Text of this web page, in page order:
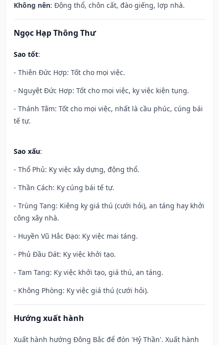
Không nên: Động thổ, chôn cất, đào giếng, lợp nhà.
Ngọc Hạp Thông Thư
Sao tốt:
- Thiên Đức Hợp: Tốt cho mọi việc.
- Nguyệt Đức Hợp: Tốt cho mọi việc, kỵ việc kiện tụng.
- Thánh Tâm: Tốt cho mọi việc, nhất là cầu phúc, cúng bái
tế tự.
Sao xấu:
- Thổ Phủ: Kỵ việc xây dựng, động thổ.
- Thần Cách: Kỵ cúng bái tế tự.
- Trùng Tang: Kiêng kỵ giá thú (cưới hỏi), an táng hay khởi
công xây nhà.
- Huyền Vũ Hắc Đạo: Kỵ việc mai táng.
- Phủ Đầu Dát: Kỵ việc khởi tạo.
- Tam Tang: Kỵ việc khởi tạo, giá thú, an táng.
- Không Phòng: Kỵ việc giá thú (cưới hỏi).
Hướng xuất hành
Xuất hành hướng Đông Bắc để đón 'Hỷ Thần'. Xuất hành